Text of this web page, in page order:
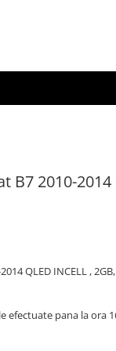
B7 2010-2014
QLED INCELL , 2GB,
efectuate pana la ora